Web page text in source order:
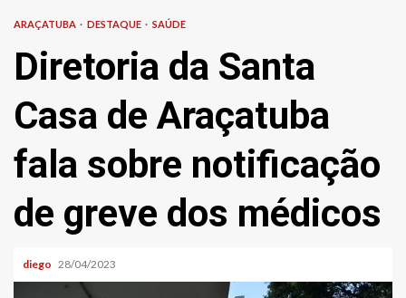
ARAÇATUBA DESTAQUE SAÚDE
Diretoria da Santa
Casa de Araçatuba
fala sobre notificação
de greve dos médicos
diego 28/04/2023